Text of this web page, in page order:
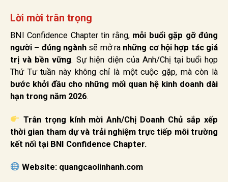
Lời mời trân trọng
BNI Confidence Chapter tin rằng, mỗi buổi gặp gỡ đúng
người – đúng ngành sẽ mở ra những cơ hội hợp tác giá
trị và bền vững. Sự hiện diện của Anh/Chị tại buổi họp
Thứ Tư tuần này không chỉ là một cuộc gặp, mà còn là
bước khởi đầu cho những mối quan hệ kinh doanh dài
hạn trong năm 2026.
Trân trọng kính mời Anh/Chị Doanh Chủ sắp xếp
thời gian tham dự và trải nghiệm trực tiếp môi trường
kết nối tại BNI Confidence Chapter.
Website: quangcaolinhanh.com